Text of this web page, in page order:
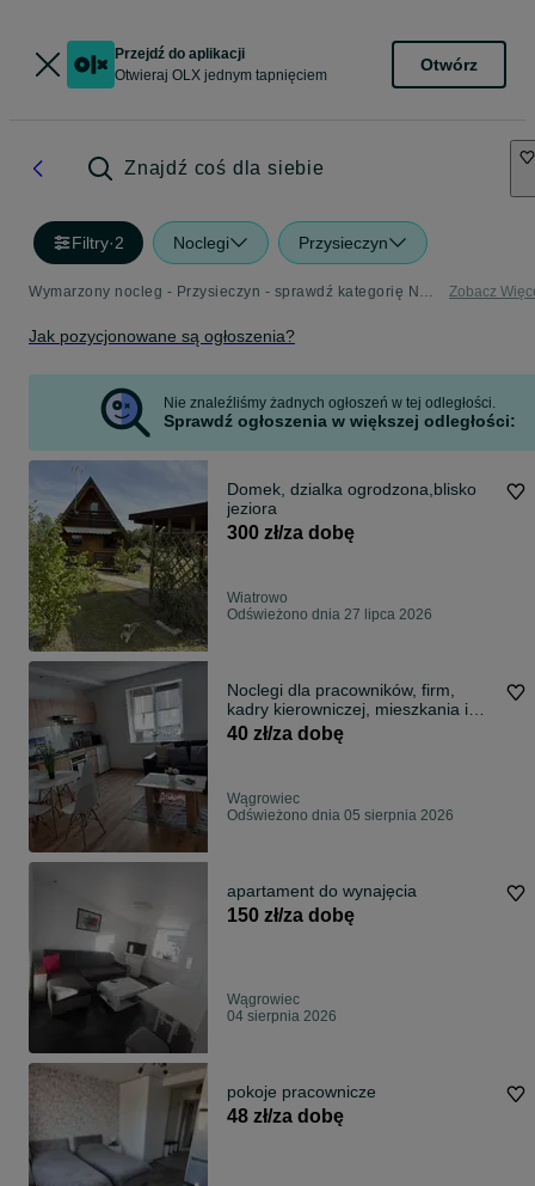
Przejdź do aplikacji
Otwieraj OLX jednym tapnięciem
Otwórz
Znajdź coś dla siebie
Filtry·2 Noclegi Przysieczyn
Wymarzony nocleg - Przysieczyn - sprawdź kategorię Noclegi Zobacz
Jak pozycjonowane są ogłoszenia?
Nie znaleźliśmy żadnych ogłoszeń w tej odległości.
Sprawdź ogłoszenia w większej odległości:
Domek, dzialka ogrodzona,blisko
jeziora
300 zł/za dobę
Wiatrowo
Odświeżono dnia 27 lipca 2026
Noclegi dla pracowników, firm,
kadry kierowniczej, mieszkania i
pokoje
40 zł/za dobę
Wągrowiec
Odświeżono dnia 05 sierpnia 2026
apartament do wynajęcia
150 zł/za dobę
Wągrowiec
04 sierpnia 2026
pokoje pracownicze
48 zł/za dobę